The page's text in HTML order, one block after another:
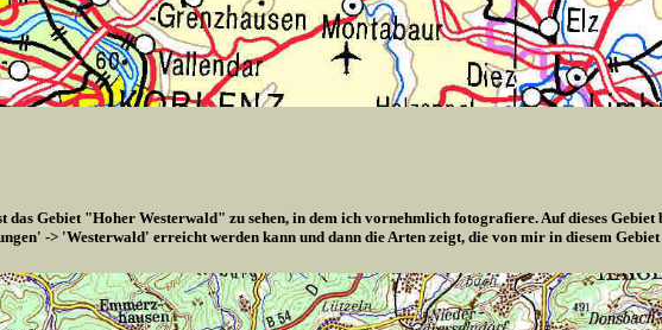
das Gebiet "Hoher Westerwald" zu sehen, in dem ich vornehmlich fotografiere. Auf dieses
-> 'Westerwald' erreicht werden kann und dann die Arten zeigt, die von mir in diesem Gebiet